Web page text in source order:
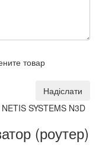
товар
Надіслати
(роутер)